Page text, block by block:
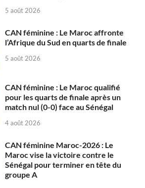
5 août 2026
CAN féminine : Le Maroc affronte
l’Afrique du Sud en quarts de finale
5 août 2026
CAN féminine : Le Maroc qualifié
pour les quarts de finale après un
match nul (0-0) face au Sénégal
4 août 2026
CAN féminine Maroc-2026 : Le
Maroc vise la victoire contre le
Sénégal pour terminer en tête du
groupe A